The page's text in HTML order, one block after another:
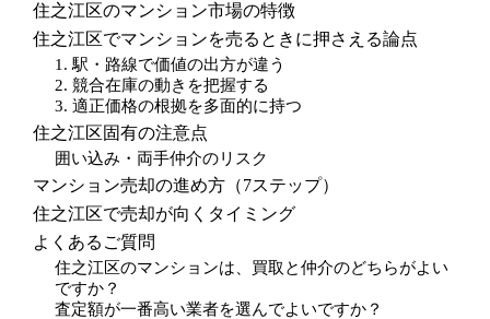
住之江区のマンション市場の特徴
住之江区でマンションを売るときに押さえる論点
1. 駅・路線で価値の出方が違う
2. 競合在庫の動きを把握する
3. 適正価格の根拠を多面的に持つ
住之江区固有の注意点
囲い込み・両手仲介のリスク
マンション売却の進め方（7ステップ）
住之江区で売却が向くタイミング
よくあるご質問
住之江区のマンションは、買取と仲介のどちらがよい
ですか？
査定額が一番高い業者を選んでよいですか？